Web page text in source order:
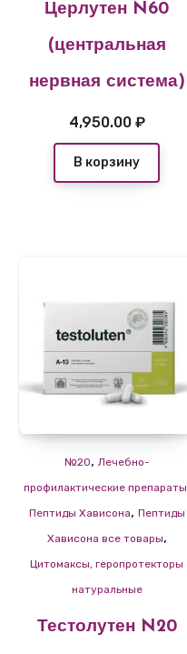
Церлутен N60
(центральная
нервная система)
4,950.00 ₽
В корзину
№20, Лечебно-
профилактические препараты
Пептиды Хависона, Пептиды
Хависона все товары,
Цитомаксы, геропротекторы
натуральные
Тестолутен N20